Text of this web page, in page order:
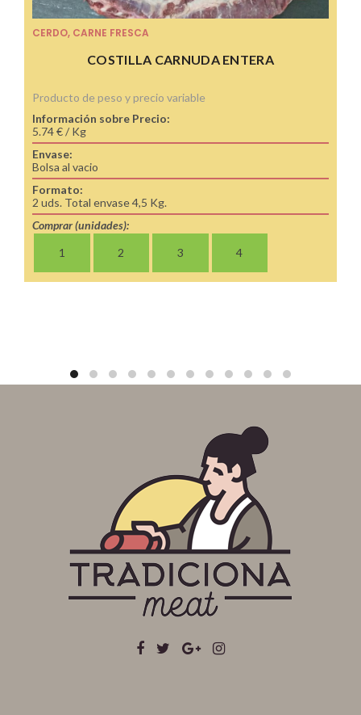
CERDO, CARNE FRESCA
COSTILLA CARNUDA ENTERA
Producto de peso y precio variable
Información sobre Precio:
5.74 € / Kg
Envase:
Bolsa al vacio
Formato:
2 uds. Total envase 4,5 Kg.
Comprar (unidades):
1
2 3 4